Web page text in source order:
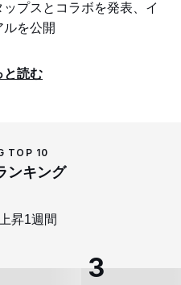
プスとコラボを発表、イ
ルを公開
と読む
TOP 10
ンキング
昇1週間